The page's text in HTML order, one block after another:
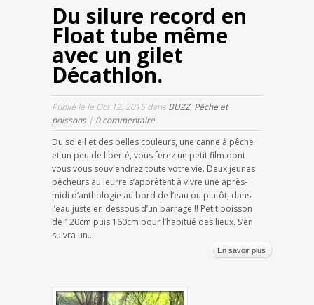
Du silure record en
Float tube même
avec un gilet
Décathlon.
Publié le le Oct 12, 2015 dans BUZZ, Pêche et
poissons| 0 commentaire
Du soleil et des belles couleurs, une canne à pêche
et un peu de liberté, vous ferez un petit film dont
vous vous souviendrez toute votre vie. Deux jeunes
pêcheurs au leurre s’apprêtent à vivre une après-
midi d’anthologie au bord de l’eau ou plutôt, dans
l’eau juste en dessous d’un barrage !! Petit poisson
de 120cm puis 160cm pour l’habitué des lieux. S’en
suivra un...
En savoir plus